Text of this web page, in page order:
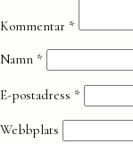
Kommentar *
Namn *
E-postadress *
Webbplats